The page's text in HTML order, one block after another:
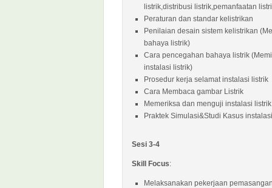
listrik,distribusi listrik,pemanfaatan
Peraturan dan standar kelistrikan
Penilaian desain sistem kelistrikan
bahaya listrik)
Cara pencegahan bahaya listrik
instalasi listrik)
Prosedur kerja selamat instalasi listrik
Cara Membaca gambar Listrik
Memeriksa dan menguji instalasi listrik
Praktek Simulasi&Studi Kasus
Sesi 3-4
Skill Focus:
Melaksanakan pekerjaan